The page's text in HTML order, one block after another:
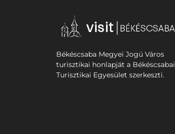
Békéscsaba Megyei Jogú Város
turisztikai honlapját a Békéscsabai
Turisztikai Egyesület szerkeszti.